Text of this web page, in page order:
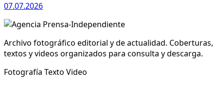
07.07.2026
Archivo fotográfico editorial y de actualidad. Coberturas,
textos y videos organizados para consulta y descarga.
Fotografía Texto Video